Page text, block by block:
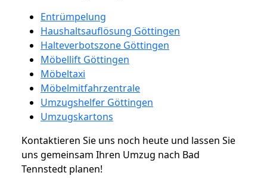
Entrümpelung
Haushaltsauflösung Göttingen
Halteverbotszone Göttingen
Möbellift Göttingen
Möbeltaxi
Möbelmitfahrzentrale
Umzugshelfer Göttingen
Umzugskartons
Kontaktieren Sie uns noch heute und lassen Sie
uns gemeinsam Ihren Umzug nach Bad
Tennstedt planen!